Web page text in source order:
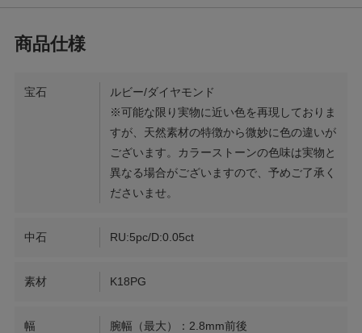
宝石
ルビー/ダイヤモンド
※可能な限り実物に近い色を再現しておりま
すが、天然素材の特徴から微妙に色の違いが
ございます。カラーストーンの色味は実物と
異なる場合がございますので、予めご了承く
ださいませ。
中石 RU:5pc/D:0.05ct
素材 K18PG
幅
腕幅（最大）：2.8mm前後